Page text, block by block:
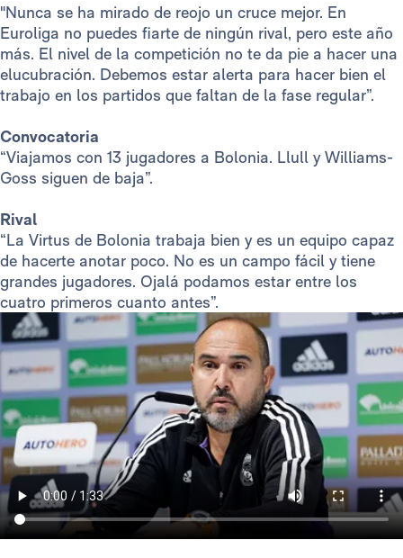
"Nunca se ha mirado de reojo un cruce mejor. En
Euroliga no puedes fiarte de ningún rival, pero este año
más. El nivel de la competición no te da pie a hacer una
elucubración. Debemos estar alerta para hacer bien el
trabajo en los partidos que faltan de la fase regular”.
Convocatoria
“Viajamos con 13 jugadores a Bolonia. Llull y Williams-
Goss siguen de baja”.
Rival
“La Virtus de Bolonia trabaja bien y es un equipo capaz
de hacerte anotar poco. No es un campo fácil y tiene
grandes jugadores. Ojalá podamos estar entre los
cuatro primeros cuanto antes”.